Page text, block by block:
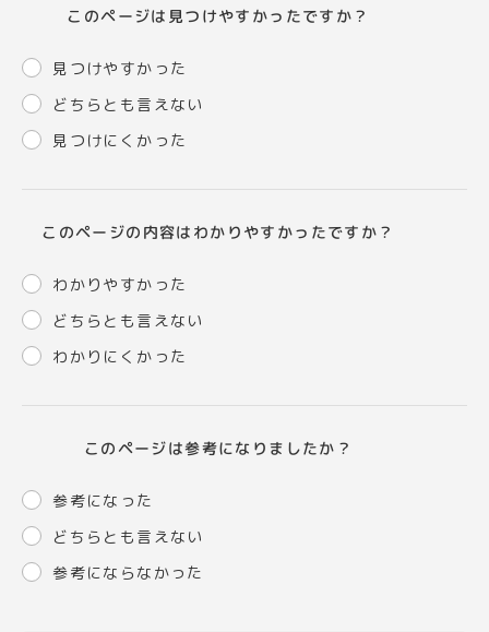
このページは見つけやすかったですか？
見つけやすかった
どちらとも言えない
見つけにくかった
このページの内容はわかりやすかったですか？
わかりやすかった
どちらとも言えない
わかりにくかった
このページは参考になりましたか？
参考になった
どちらとも言えない
参考にならなかった